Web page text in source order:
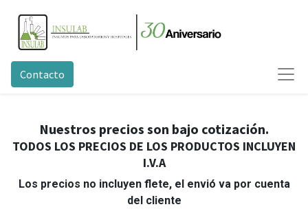
Contacto
Nuestros precios son bajo cotización.
TODOS LOS PRECIOS DE LOS PRODUCTOS INCLUYEN
I.V.A
Los precios no incluyen flete, el envió va por cuenta
del cliente